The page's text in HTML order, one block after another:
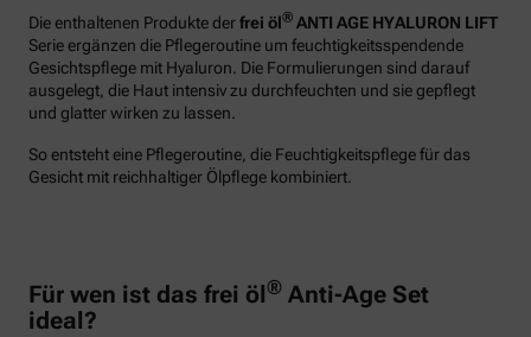
Die enthaltenen Produkte derfrei öl® ANTI AGE HYALURON LIFT
Serie ergänzen die Pflegeroutine um feuchtigkeitsspendende
Gesichtspflege mit Hyaluron. Die Formulierungen sind darauf
ausgelegt, die Haut intensiv zu durchfeuchten und sie gepflegt
und glatter wirken zu lassen.
So entsteht eine Pflegeroutine, die Feuchtigkeitspflege für das
Gesicht mit reichhaltiger Ölpflege kombiniert.
Für wen ist das frei öl® Anti-Age Set
ideal?